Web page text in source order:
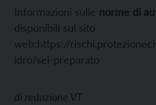
Informazioni sulle norme di
disponibili sul sito
web:https://
idro/sei-preparato
di redazione VT